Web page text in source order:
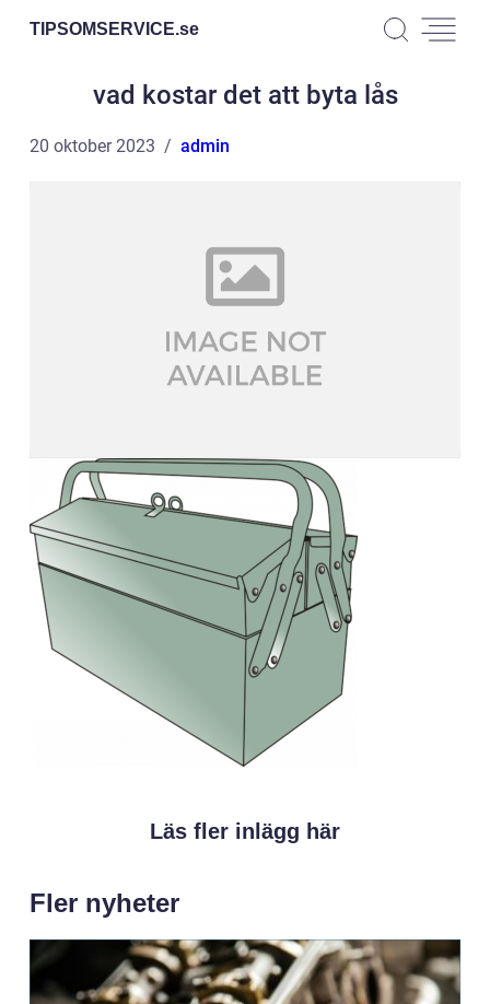
TIPSOMSERVICE.se
vad kostar det att byta lås
20 oktober 2023 admin
Läs fler inlägg här
Fler nyheter